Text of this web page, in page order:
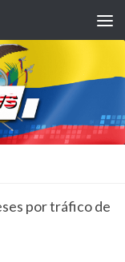
por tráfico de